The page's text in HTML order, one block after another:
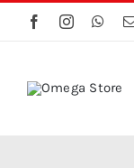
Saltar